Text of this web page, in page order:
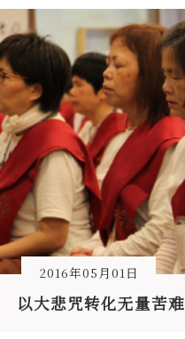
2016年05月01日
以大悲咒转化无量苦难